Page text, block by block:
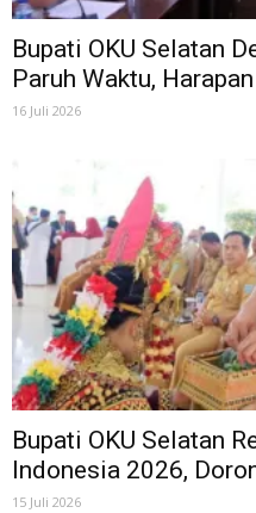
Bupati OKU Selatan
Paruh Waktu,
16 Juli 2026
Bupati OKU Selatan
Indonesia 2026,
15 Juli 2026